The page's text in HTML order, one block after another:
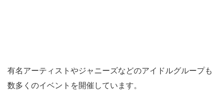
有名アーティストやジャニーズなどのアイドルグループも
数多くのイベントを開催しています。